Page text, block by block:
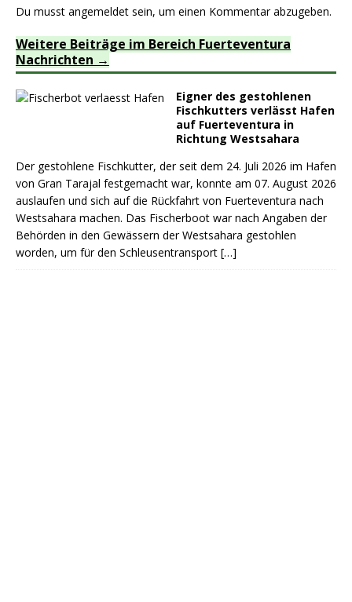
Du musst angemeldet sein, um einen Kommentar abzugeben.
Weitere Beiträge im Bereich Fuerteventura
Nachrichten
Eigner des gestohlenen
Fischkutters verlässt Hafen
auf Fuerteventura in
Richtung Westsahara
Der gestohlene Fischkutter, der seit dem 24. Juli 2026 im Hafen
von Gran Tarajal festgemacht war, konnte am 07. August 2026
auslaufen und sich auf die Rückfahrt von Fuerteventura nach
Westsahara machen. Das Fischerboot war nach Angaben der
Behörden in den Gewässern der Westsahara gestohlen
worden, um für den Schleusentransport […]